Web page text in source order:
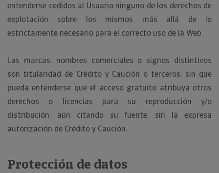
entenderse cedidos al Usuario ninguno de los derechos de
explotación sobre los mismos más allá de lo
estrictamente necesario para el correcto uso de la Web.
Las marcas, nombres comerciales o signos distintivos
son titularidad de Crédito y Caución o terceros, sin que
pueda entenderse que el acceso gratuito atribuya otros
derechos o licencias para su reproducción y/o
distribución, aún citando su fuente, sin la expresa
autorización de Crédito y Caución.
Protección de datos